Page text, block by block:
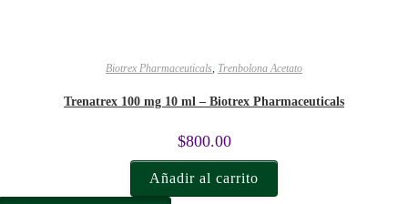
Biotrex Pharmaceuticals, Trenbolona Acetato
Trenatrex 100 mg 10 ml – Biotrex Pharmaceuticals
$800.00
Añadir al carrito